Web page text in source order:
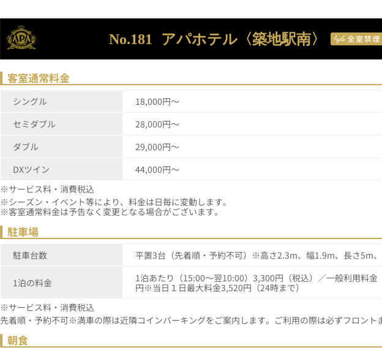
No.181 アパホテル〈築地駅南〉
客室通常料金
シングル
18,000円～
セミダブル
28,000円～
ダブル
29,000円～
DXツイン
44,000円～
※サービス料・消費税込
※シーズン・イベント等により、料金は日毎に
※客室通常料金は予告なく変更となる場合がございます。
駐車場
駐車台数 平置3台（先着順・予約不可）※高さ2.3m、幅1.9m、長さ5m
1泊の料金
1泊あたり（15:00～翌10:00）3,300円（税込）／一般利用料
円※当日１日最大料金3,520円（24時まで）
※サービス料・消費税込
先着順・予約不可※満車の際は近隣コインパーキングをご案内します。ご利用の際は必ずフロント
朝食